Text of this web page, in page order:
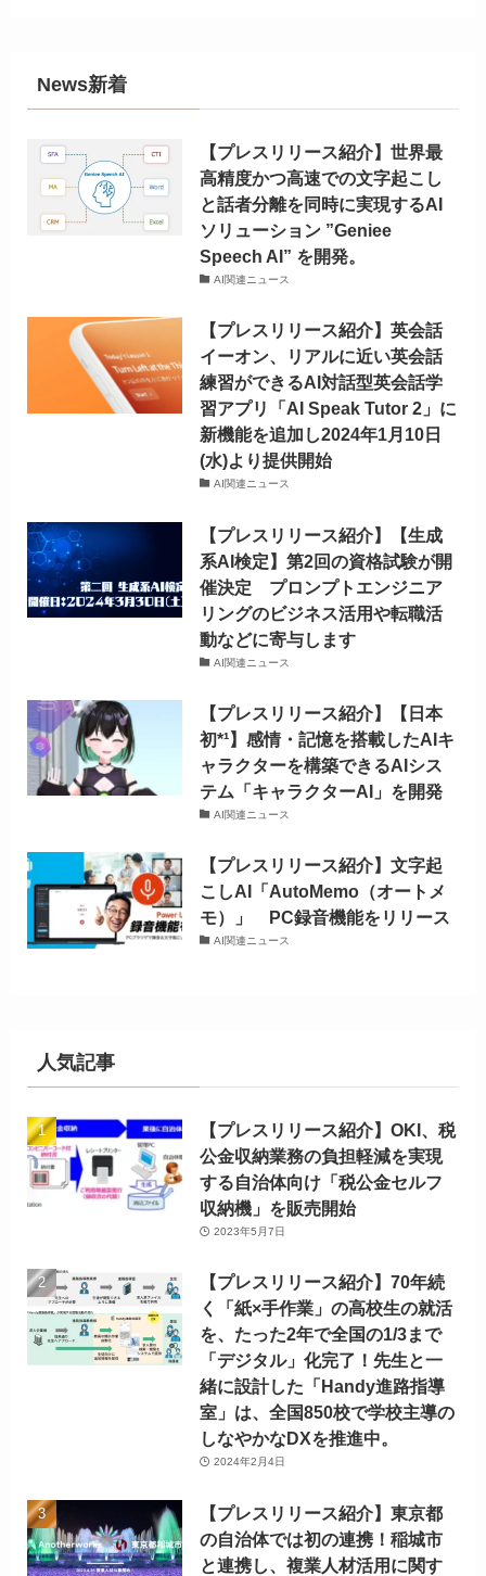
News新着
【プレスリリース紹介】世界最
高精度かつ高速での文字起こし
と話者分離を同時に実現するAI
ソリューション ”Geniee
Speech AI” を開発。
AI関連ニュース
【プレスリリース紹介】英会話
イーオン、リアルに近い英会話
練習ができるAI対話型英会話学
習アプリ「AI Speak Tutor 2」に
新機能を追加し2024年1月10日
(水)より提供開始
AI関連ニュース
【プレスリリース紹介】【生成
系AI検定】第2回の資格試験が開
催決定 プロンプトエンジニア
リングのビジネス活用や転職活
動などに寄与します
AI関連ニュース
【プレスリリース紹介】【日本
初*¹】感情・記憶を搭載したAIキ
ャラクターを構築できるAIシス
テム「キャラクターAI」を開発
AI関連ニュース
【プレスリリース紹介】文字起
こしAI「AutoMemo（オートメ
モ）」 PC録音機能をリリース
AI関連ニュース
人気記事
【プレスリリース紹介】OKI、税
公金収納業務の負担軽減を実現
する自治体向け「税公金セルフ
収納機」を販売開始
2023年5月7日
【プレスリリース紹介】70年続
く「紙×手作業」の高校生の就活
を、たった2年で全国の1/3まで
「デジタル」化完了！先生と一
緒に設計した「Handy進路指導
室」は、全国850校で学校主導の
しなやかなDXを推進中。
2024年2月4日
【プレスリリース紹介】東京都
の自治体では初の連携！稲城市
と連携し、複業人材活用に関す